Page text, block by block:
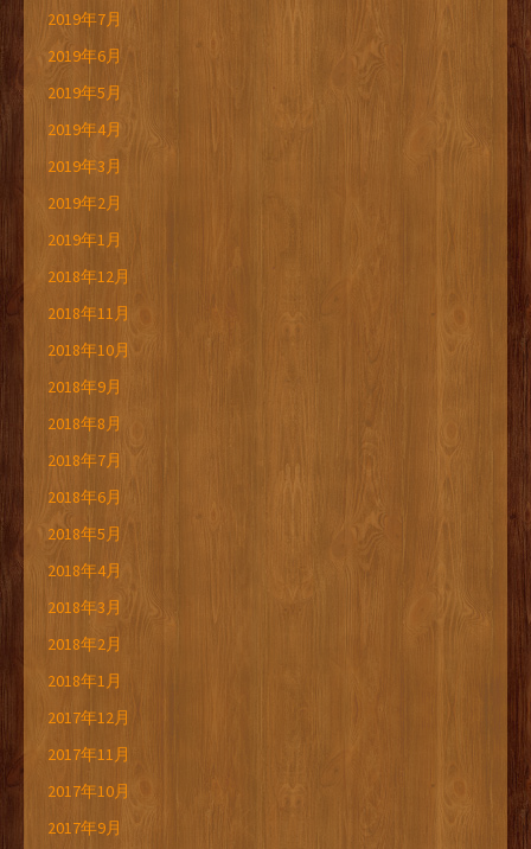
2019年7月
2019年6月
2019年5月
2019年4月
2019年3月
2019年2月
2019年1月
2018年12月
2018年11月
2018年10月
2018年9月
2018年8月
2018年7月
2018年6月
2018年5月
2018年4月
2018年3月
2018年2月
2018年1月
2017年12月
2017年11月
2017年10月
2017年9月